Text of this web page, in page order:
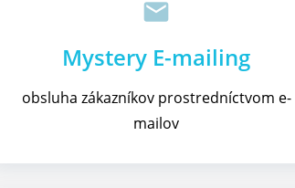
email
Mystery E-mailing
obsluha zákazníkov prostredníctvom e-
mailov